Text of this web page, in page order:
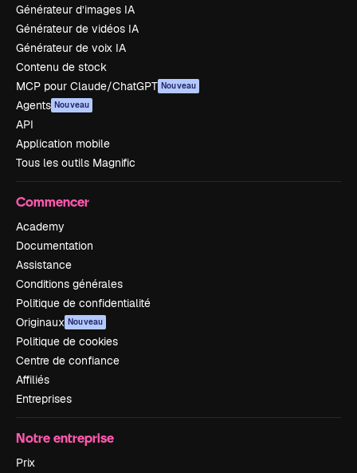
Générateur d’images IA
Générateur de vidéos IA
Générateur de voix IA
Contenu de stock
MCP pour Claude/ChatGPT Nouveau
Agents Nouveau
API
Application mobile
Tous les outils Magnific
Commencer
Academy
Documentation
Assistance
Conditions générales
Politique de confidentialité
Originaux Nouveau
Politique de cookies
Centre de confiance
Affiliés
Entreprises
Notre entreprise
Prix